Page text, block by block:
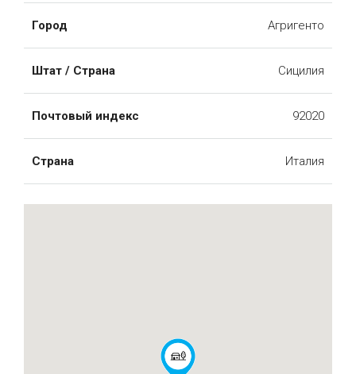
Город Агригенто
Штат / Страна Сицилия
Почтовый индекс 92020
Страна Италия